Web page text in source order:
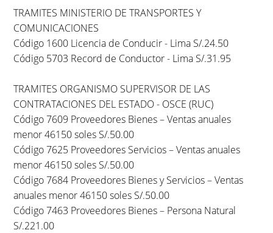
TRAMITES MINISTERIO DE TRANSPORTES Y
COMUNICACIONES
Código 1600 Licencia de Conducir - Lima S/.24.50
Código 5703 Record de Conductor - Lima S/.31.95
TRAMITES ORGANISMO SUPERVISOR DE LAS
CONTRATACIONES DEL ESTADO - OSCE (RUC)
Código 7609 Proveedores Bienes – Ventas anuales
menor 46150 soles S/.50.00
Código 7625 Proveedores Servicios – Ventas anuales
menor 46150 soles S/.50.00
Código 7684 Proveedores Bienes y Servicios – Ventas
anuales menor 46150 soles S/.50.00
Código 7463 Proveedores Bienes – Persona Natural
S/.221.00